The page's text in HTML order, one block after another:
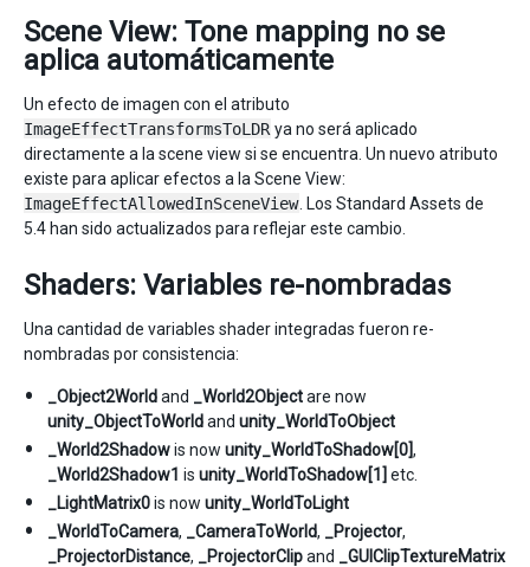
Scene View: Tone mapping no se
aplica automáticamente
Un efecto de imagen con el atributo
ImageEffectTransformsToLDR ya no será aplicado
directamente a la scene view si se encuentra. Un nuevo atributo
existe para aplicar efectos a la Scene View:
ImageEffectAllowedInSceneView . Los Standard Assets de
5.4 han sido actualizados para reflejar este cambio.
Shaders: Variables re-nombradas
Una cantidad de variables shader integradas fueron re-
nombradas por consistencia:
_Object2Worldand _World2Objectare now
unity_ObjectToWorldand unity_WorldToObject
_World2Shadowis now unity_WorldToShadow[0],
_World2Shadow1 is unity_WorldToShadow[1] etc.
_LightMatrix0is now unity_WorldToLight
_WorldToCamera, _CameraToWorld, _Projector,
_ProjectorDistance, _ProjectorClipand
_GUIClipTextureMatrix